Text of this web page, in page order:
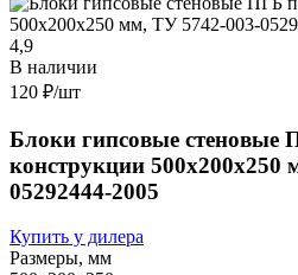
4,9
В наличии
120 ₽/шт
Блоки гипсовые стеновые
конструкции 500х200х250
05292444-2005
Купить у дилера
Размеры, мм